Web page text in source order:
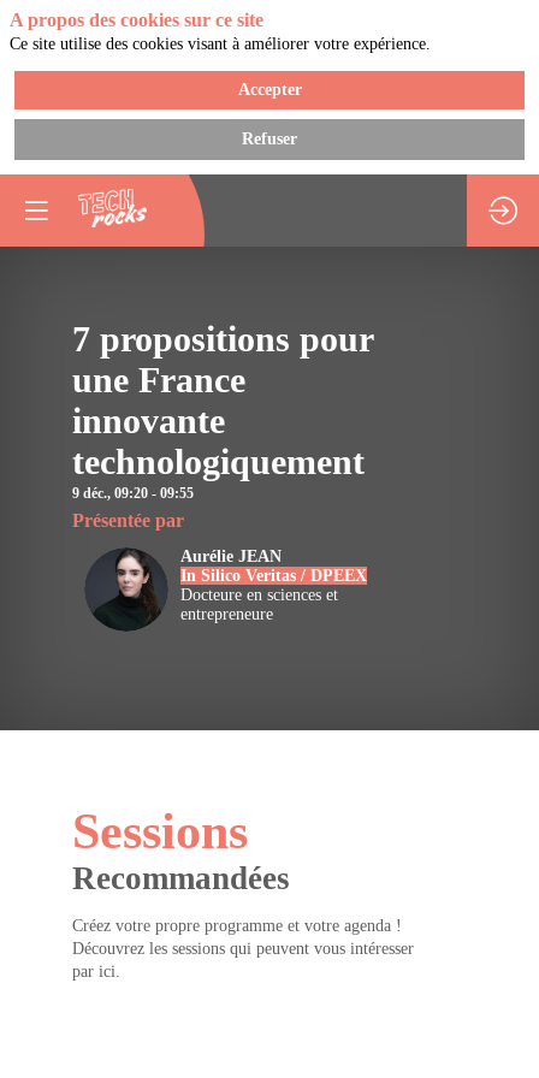
Vous devez être
connecté pour
7 propositions pour
une France
innovante
technologiquement
9 déc., 09:20 - 09:55
Présentée par
AJ
Aurélie JEAN
In Silico Veritas / DPEEX
Docteure en sciences et
entrepreneure
Sessions
Recommandées
Créez votre propre programme et votre agenda !
Découvrez les sessions qui peuvent vous intéresser
par ici.
A propos des cookies sur ce site
Ce site utilise des cookies visant à améliorer votre expérience.
Accepter
Refuser